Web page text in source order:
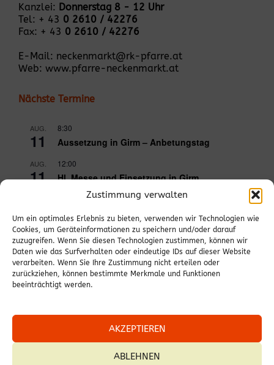
Zustimmung verwalten
Um ein optimales Erlebnis zu bieten, verwenden wir Technologien wie
Cookies, um Geräteinformationen zu speichern und/oder darauf
zuzugreifen. Wenn Sie diesen Technologien zustimmen, können wir
Daten wie das Surfverhalten oder eindeutige IDs auf dieser Website
verarbeiten. Wenn Sie Ihre Zustimmung nicht erteilen oder
zurückziehen, können bestimmte Merkmale und Funktionen
beeinträchtigt werden.
AKZEPTIEREN
ABLEHNEN
Kanzlei: Donnerstag 8 - 12 Uhr
Tel: + 43 0 2610 / 42276
Fax: + 43 0 2610 / 42276
E-Mail: neckenmarkt@rk-pfarre.at
Web: www.pfarre-neckenmarkt.at
Nächste Termine
AUG.
11
8:30
Aussetzung in Girm – Anbetungstag
AUG.
11
12:00
Hl. Messe und Einsetzung in Girm
11 Hl. Messe in Neckenmarkt
AUG.
12
9:00
Hl. Messe in Deutschkreutz
AUG.
12
18:00
Fatimafeier in Unterfrauenhaid